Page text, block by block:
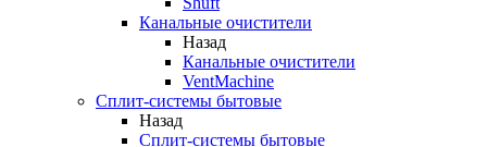
Канальные очистители
Назад
Канальные очистители
VentMachine
Сплит-системы бытовые
Назад
Сплит-системы бытовые